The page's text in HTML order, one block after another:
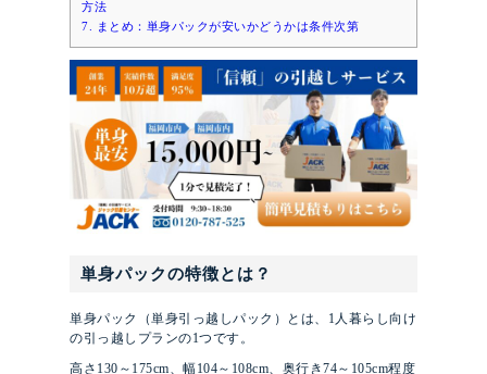
方法
7.
まとめ：単身パックが安いかどうかは条件次第
単身パックの特徴とは？
単身パック（単身引っ越しパック）とは、1人暮らし向け
の引っ越しプランの1つです。
高さ130～175cm、幅104～108cm、奥行き74～105cm程度